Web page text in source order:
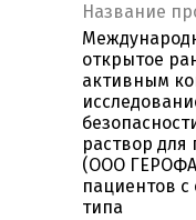
Название
открытое
активным
раствор для
(ООО
пациентов
типа